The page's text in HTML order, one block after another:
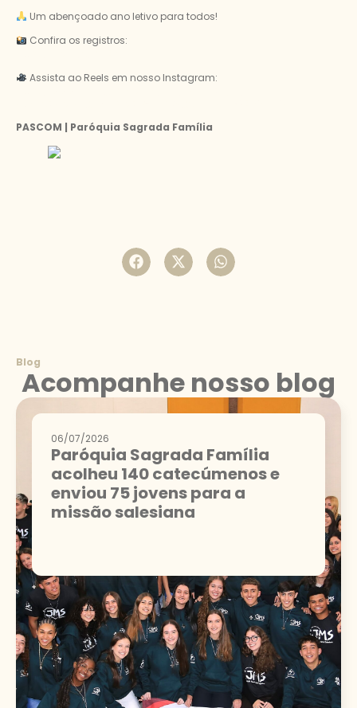
Um abençoado ano letivo para todos!
Confira os registros:
Assista ao Reels em nosso Instagram:
PASCOM | Paróquia Sagrada Família
Blog
Acompanhe nosso blog
06/07/2026
Paróquia Sagrada Família
acolheu 140 catecúmenos e
enviou 75 jovens para a
missão salesiana